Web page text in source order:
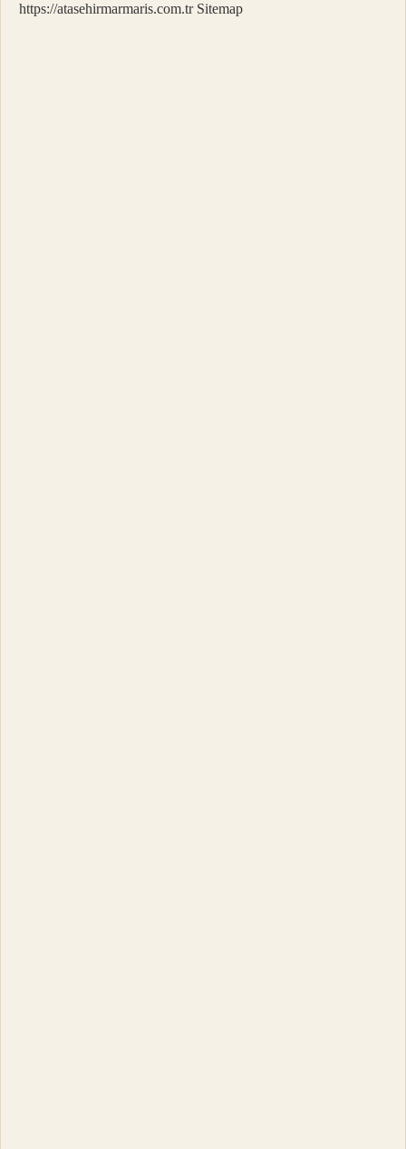
https://atasehirmarmaris.com.tr Sitemap